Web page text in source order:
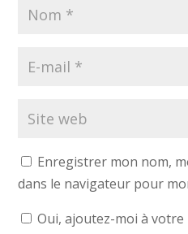
Enregistrer mon nom,
dans le navigateur pour
Oui, ajoutez-moi à